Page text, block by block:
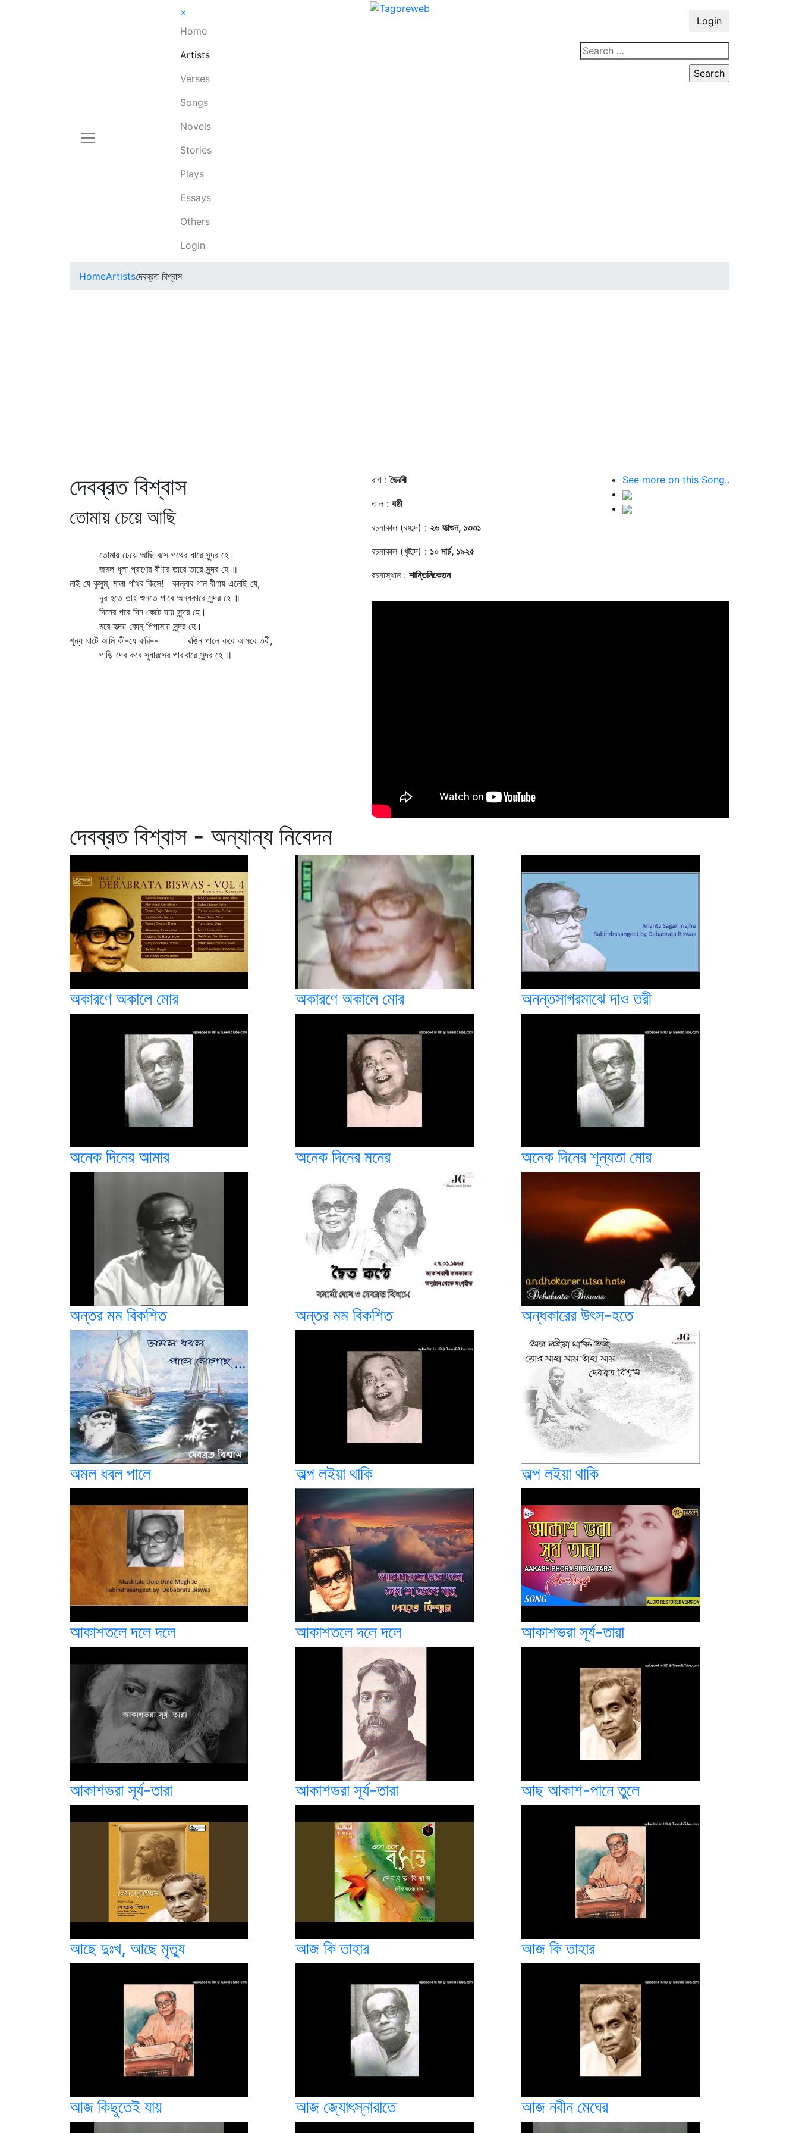
×
Home
Artists
Verses
Songs
Novels
Stories
Plays
Essays
Others
Login
Login
HomeArtistsদেবব্রত বিশ্বাস
দেবব্রত বিশ্বাস
তোমায় চেয়ে আছি
তোমায় চেয়ে আছি বসে পথের ধারে সুন্দর হে।
জমল ধুলা প্রাণের বীণার তারে তারে সুন্দর হে ॥
নাই যে কুসুম, মালা গাঁথব কিসে! কান্নার গান বীণায় এনেছি যে,
দূর হতে তাই শুনতে পাবে অন্ধকারে সুন্দর হে ॥
দিনের পরে দিন কেটে যায় সুন্দর হে।
মরে হৃদয় কোন্‌ পিপাসায় সুন্দর হে।
শূন্য ঘাটে আমি কী-যে করি-- রঙিন পালে কবে আসবে তরী,
পাড়ি দেব কবে সুধারসের পারাবারে সুন্দর হে ॥
রাগ :ভৈরবী
তাল : ষষ্ঠী
রচনাকাল (বঙ্গাব্দ) : ২৬ ফাল্গুন, ১৩৩১
রচনাকাল (খৃষ্টাব্দ) : ১০ মার্চ, ১৯২৫
রচনাস্থান : শান্তিনিকেতন
See more on this Song..
দেবব্রত বিশ্বাস - অন্যান্য নিবেদন
অকারণে অকালে মোর অকারণে অকালে মোর অনন্তসাগরমাঝে দাও তরী
অনেক দিনের আমার অনেক দিনের মনের অনেক দিনের শূন্যতা মোর
অন্তর মম বিকশিত অন্তর মম বিকশিত অন্ধকারের উৎস-হতে
অমল ধবল পালে অল্প লইয়া থাকি অল্প লইয়া থাকি
আকাশতলে দলে দলে আকাশতলে দলে দলে আকাশভরা সূর্য-তারা
আকাশভরা সূর্য-তারা আকাশভরা সূর্য-তারা আছ আকাশ-পানে তুলে
আছে দুঃখ, আছে মৃত্যু আজ কি তাহার আজ কি তাহার
আজ কিছুতেই যায় আজ জ্যোৎস্নারাতে আজ নবীন মেঘের